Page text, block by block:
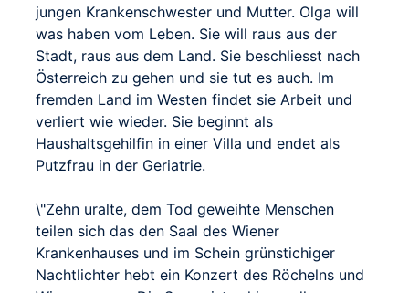
jungen Krankenschwester und Mutter. Olga will
was haben vom Leben. Sie will raus aus der
Stadt, raus aus dem Land. Sie beschliesst nach
Österreich zu gehen und sie tut es auch. Im
fremden Land im Westen findet sie Arbeit und
verliert wie wieder. Sie beginnt als
Haushaltsgehilfin in einer Villa und endet als
Putzfrau in der Geriatrie.
\"Zehn uralte, dem Tod geweihte Menschen
teilen sich das den Saal des Wiener
Krankenhauses und im Schein grünstichiger
Nachtlichter hebt ein Konzert des Röchelns und